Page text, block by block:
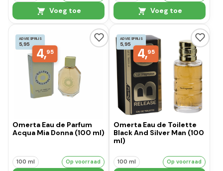
Voeg toe Voeg toe
ADVIESPRIJS
5,95
4,95
Omerta Eau de Parfum
Acqua Mia Donna (100 ml)
100 ml Op voorraad
ADVIESPRIJS
5,95
4,95
Omerta Eau de Toilette
Black And Silver Man (100
ml)
100 ml Op voorraad